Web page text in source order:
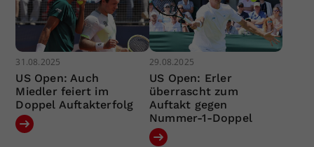
31.08.2025
US Open: Auch
Miedler feiert im
Doppel Auftakterfolg
29.08.2025
US Open: Erler
überrascht zum
Auftakt gegen
Nummer-1-Doppel